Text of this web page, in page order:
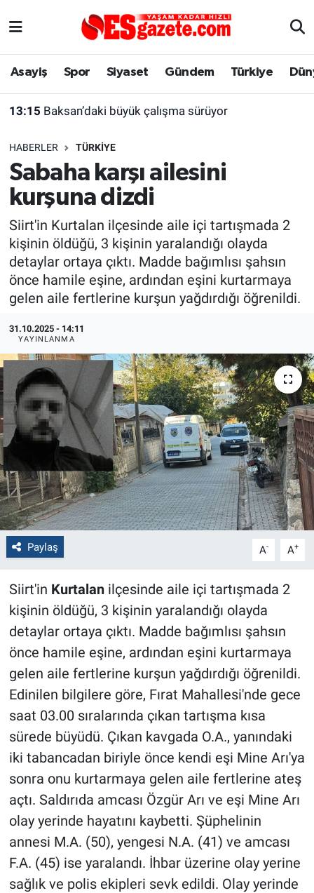
Asayiş Spor Siyaset Gündem Türkiye
13:15 Baksan’daki büyük çalışma sürüyor
HABERLER TÜRKIYE
Sabaha karşı ailesini
kurşuna dizdi
Siirt'in Kurtalan ilçesinde aile içi tartışmada 2
kişinin öldüğü, 3 kişinin yaralandığı olayda
detaylar ortaya çıktı. Madde bağımlısı şahsın
önce hamile eşine, ardından eşini kurtarmaya
gelen aile fertlerine kurşun yağdırdığı öğrenildi.
31.10.2025 - 14:11
YAYINLANMA
Paylaş A- A+
Siirt'in Kurtalanilçesinde aile içi tartışmada 2
kişinin öldüğü, 3 kişinin yaralandığı olayda
detaylar ortaya çıktı. Madde bağımlısı şahsın
önce hamile eşine, ardından eşini kurtarmaya
gelen aile fertlerine kurşun yağdırdığı öğrenildi.
Edinilen bilgilere göre, Fırat Mahallesi'nde gece
saat 03.00 sıralarında çıkan tartışma kısa
sürede büyüdü. Çıkan kavgada O.A., yanındaki
iki tabancadan biriyle önce kendi eşi Mine Arı'ya
sonra onu kurtarmaya gelen aile fertlerine ateş
açtı. Saldırıda amcası Özgür Arı ve eşi Mine Arı
olay yerinde hayatını kaybetti. Şüphelinin
annesi M.A. (50), yengesi N.A. (41) ve amcası
F.A. (45) ise yaralandı. İhbar üzerine olay yerine
sağlık ve polis ekipleri sevk edildi. Olay yerinde
Asayiş
Gündem
Türkiye
Dünya
Sağlık
Alış-Veriş/İş dünyası
Yaşam
Eskişehirspor Arşivi
Eskişehir Arşivi
Röportaj
Ekonomi
Kültür Sanat
Politika
Bilecik
Kütahya
Gezi
Genel
Çevre
Yerel
Magazin
Bilim ve Teknoloji
Eskişehir Nöbetçi Eczaneler
Süper Lig Puan Durumu ve Fikstür
Tüm Manşetler
Son Dakika Haberleri
Haber Arşivi